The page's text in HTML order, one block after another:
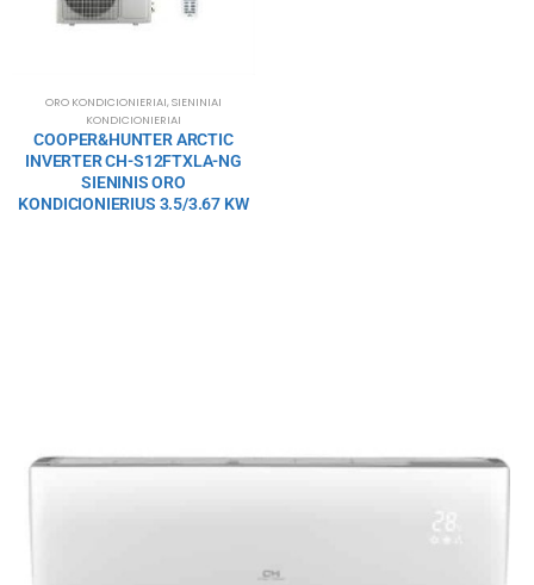
ORO KONDICIONIERIAI,SIENINIAI
KONDICIONIERIAI
COOPER&HUNTER ARCTIC
INVERTER CH-S12FTXLA-NG
SIENINIS ORO
KONDICIONIERIUS 3.5/3.67 KW